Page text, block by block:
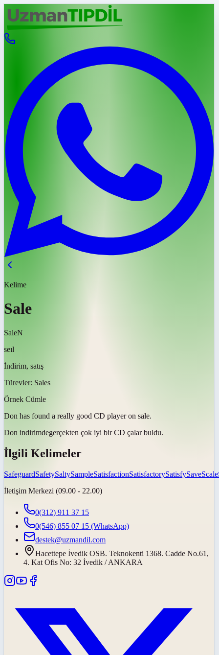
Kelime
Sale
SaleN
seɪl
İndirim, satış
Türevler: Sales
Örnek Cümle
Don has found a really good CD player on sale.
Don indirimdegerçekten çok iyi bir CD çalar buldu.
İlgili Kelimeler
SafeguardSafetySaltySampleSatisfactionSatisfactorySatisfySaveScale
İletişim Merkezi (09.00 - 22.00)
0(312) 911 37 15
0(546) 855 07 15 (WhatsApp)
destek@uzmandil.com
Hacettepe İvedik OSB. Teknokenti 1368. Cadde No.61,
4. Kat Ofis No: 32 İvedik / ANKARA